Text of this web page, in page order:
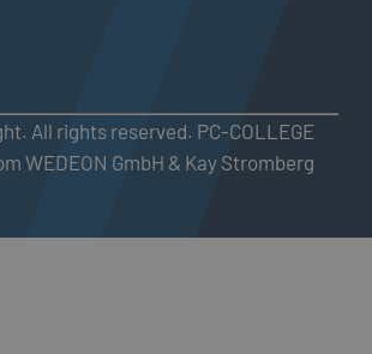
All rights reserved. PC-COLLEGE
WEDEON GmbH & Kay Stromberg